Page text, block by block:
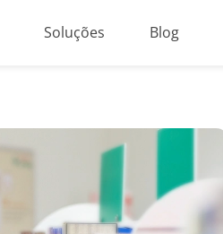
Soluções Blog